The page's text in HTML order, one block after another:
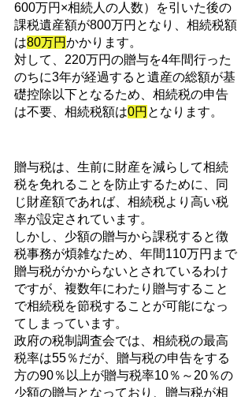
600万円×相続人の人数）を引いた後の
課税遺産額が800万円となり、相続税額
は80万円かかります。
対して、220万円の贈与を4年間行った
のちに3年が経過すると遺産の総額が基
礎控除以下となるため、相続税の申告
は不要、相続税額は0円 となります。
贈与税は、生前に財産を減らして相続
税を免れることを防止するために、同
じ財産額であれば、相続税より高い税
率が設定されています。
しかし、少額の贈与から課税すると徴
税事務が煩雑なため、年間110万円まで
贈与税がかからないとされているわけ
ですが、複数年にわたり贈与すること
で相続税を節税することが可能になっ
てしまっています。
政府の税制調査会では、相続税の最高
税率は55％だが、贈与税の申告をする
方の90％以上が贈与税率10％～20％の
少額の贈与となっており、贈与税が相